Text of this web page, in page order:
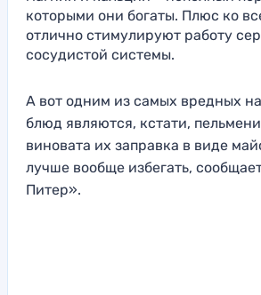
которыми они богаты. Плюс ко
отлично стимулируют работу
сосудистой системы.
А вот одним из самых вредных
блюд являются, кстати,
виновата их заправка в виде
лучше вообще избегать,
Питер».